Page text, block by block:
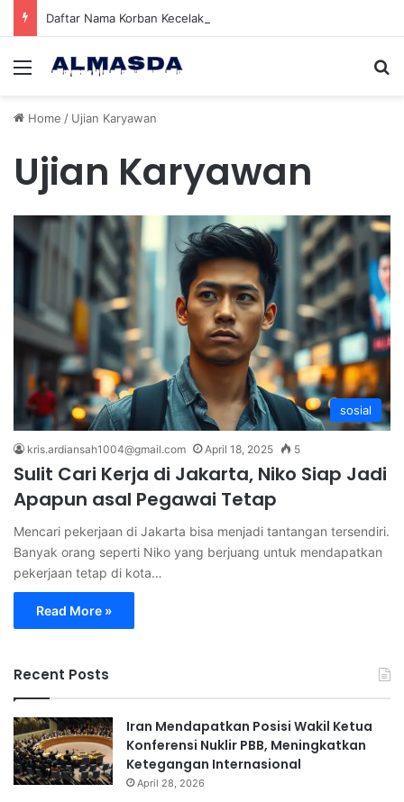
Menu
Home / Ujian Karyawan
Ujian Karyawan
sosial
kris.ardiansah1004@gmail.com April 18, 2025 5
Sulit Cari Kerja di Jakarta, Niko Siap Jadi
Apapun asal Pegawai Tetap
Mencari pekerjaan di Jakarta bisa menjadi tantangan tersendiri.
Banyak orang seperti Niko yang berjuang untuk mendapatkan
pekerjaan tetap di kota…
Read More »
Recent Posts
Iran Mendapatkan Posisi Wakil Ketua
Konferensi Nuklir PBB, Meningkatkan
Ketegangan Internasional
April 28, 2026